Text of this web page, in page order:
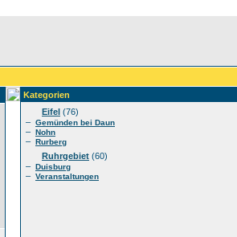
Kategorien
Eifel (76)
– Gemünden bei Daun
– Nohn
– Rurberg
Ruhrgebiet (60)
– Duisburg
– Veranstaltungen